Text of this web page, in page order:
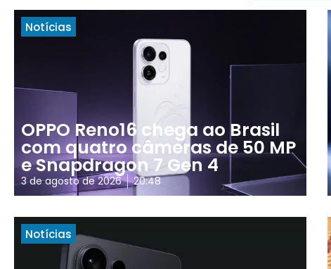
Notícias
OPPO Reno16 chega ao Brasil
com quatro câmeras de 50 MP
e Snapdragon 7 Gen 4
3 de agosto de 2026 20:48
Notícias